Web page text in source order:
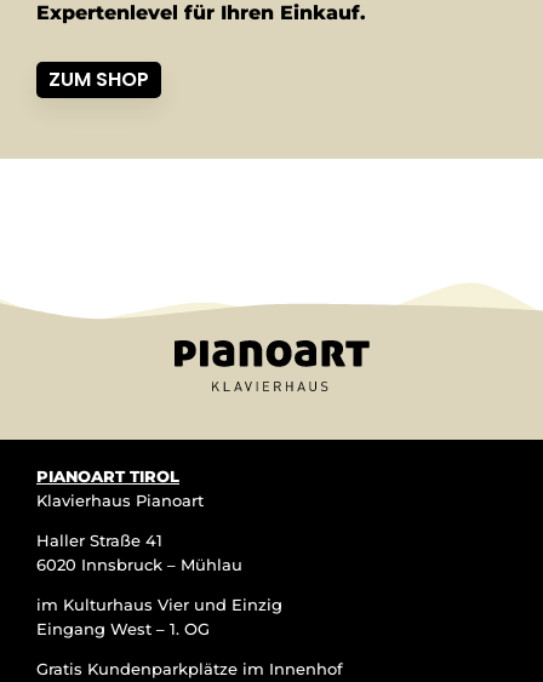
Expertenlevel für Ihren Einkauf.
ZUM SHOP
PIANOART TIROL
Klavierhaus Pianoart
Haller Straße 41
6020 Innsbruck – Mühlau
im Kulturhaus Vier und Einzig
Eingang West – 1. OG
Gratis Kundenparkplätze im Innenhof